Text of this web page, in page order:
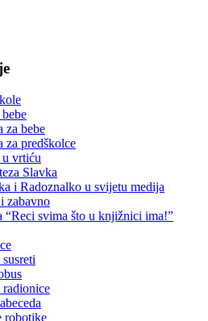
za bebe
za predškolce
vrtiću
Slavka
i Radoznalko u svijetu medija
zabavno
“Reci svima što u knjižnici ima!”
robotike